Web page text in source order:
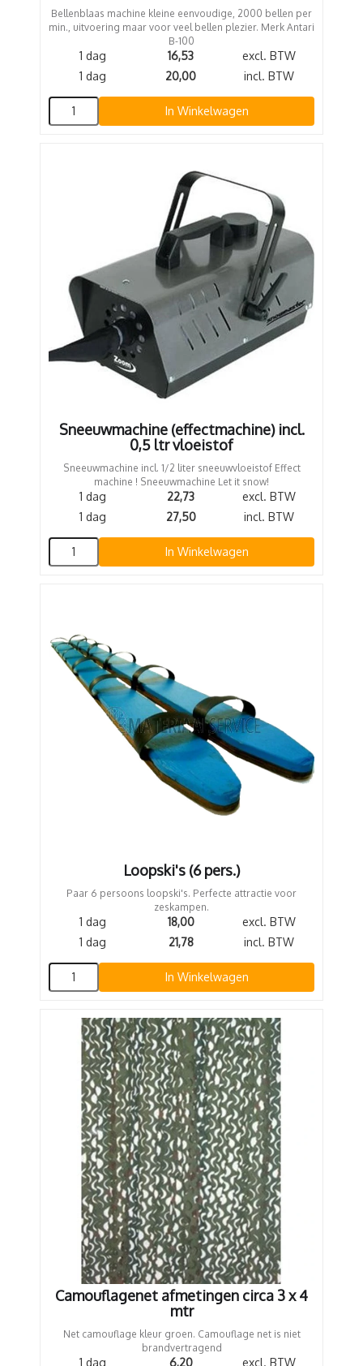
Bellenblaas machine kleine eenvoudige, 2000 bellen per
min., uitvoering maar voor veel bellen plezier. Merk Antari
B-100
1 dag 16,53
excl. BTW
1 dag
20,00 incl. BTW
In Winkelwagen
Sneeuwmachine (effectmachine) incl.
0,5 ltr vloeistof
Sneeuwmachine incl. 1/2 liter sneeuwvloeistof Effect
machine ! Sneeuwmachine Let it snow!
1 dag 22,73
excl. BTW
1 dag
27,50 incl. BTW
In Winkelwagen
Loopski's (6 pers.)
Paar 6 persoons loopski's. Perfecte attractie voor
zeskampen.
1 dag 18,00
excl. BTW
1 dag
21,78 incl. BTW
In Winkelwagen
Camouflagenet afmetingen circa 3 x 4
mtr
Net camouflage kleur groen. Camouflage net is niet
brandvertragend
1 dag 6,20 excl. BTW